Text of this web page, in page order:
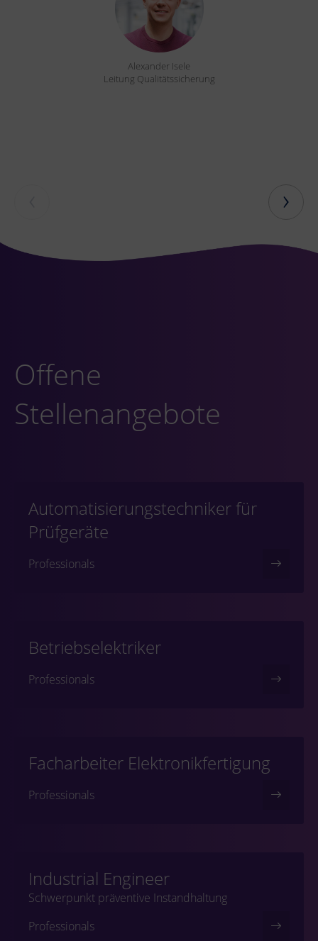
Alexander Isele
Leitung Qualitätssicherung
›
Offene
Stellenangebote
Automatisierungstechniker für
Prüfgeräte
Professionals
Betriebselektriker
Professionals
Facharbeiter Elektronikfertigung
Professionals
Industrial Engineer
Schwerpunkt präventive Instandhaltung
Professionals